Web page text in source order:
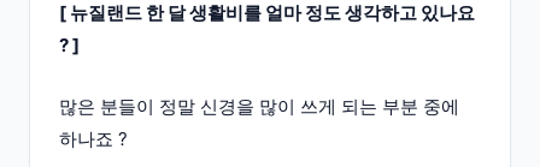
[ 뉴질랜드 한 달 생활비를 얼마 정도 생각하고 있나요
? ]
많은 분들이 정말 신경을 많이 쓰게 되는 부분 중에
하나죠 ?